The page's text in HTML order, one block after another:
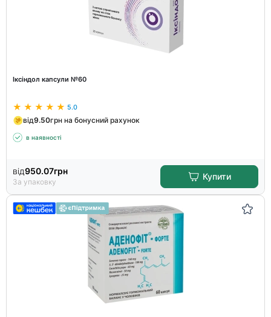
Іксіндол капсули №60
5.0
від9.50грн на бонусний рахунок
в наявності
від950.07грн
За упаковку
Купити